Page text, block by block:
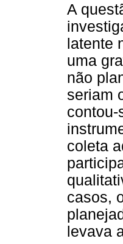
A
latente
uma
não
seriam
contou-
coleta
casos,
levava